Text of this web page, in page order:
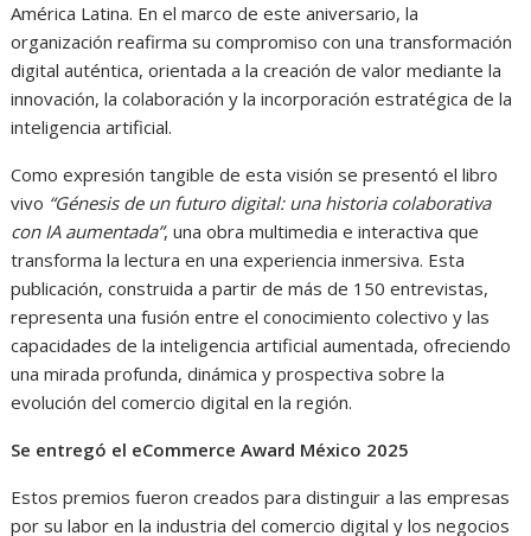
América Latina. En el marco de este aniversario, la
organización reafirma su compromiso con una transformación
digital auténtica, orientada a la creación de valor mediante la
innovación, la colaboración y la incorporación estratégica de la
inteligencia artificial.
Como expresión tangible de esta visión se presentó el libro
vivo “Génesis de un futuro digital: una historia colaborativa
con IA aumentada”, una obra multimedia e interactiva que
transforma la lectura en una experiencia inmersiva. Esta
publicación, construida a partir de más de 150 entrevistas,
representa una fusión entre el conocimiento colectivo y las
capacidades de la inteligencia artificial aumentada, ofreciendo
una mirada profunda, dinámica y prospectiva sobre la
evolución del comercio digital en la región.
Se entregó el eCommerce Award México 2025
Estos premios fueron creados para distinguir a las empresas
por su labor en la industria del comercio digital y los negocios